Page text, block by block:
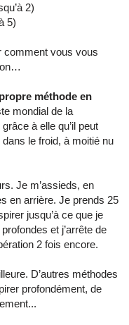
2)
5)
comment vous vous
méthode en
mondial de la
à elle qu’il peut
le froid, à moitié nu
Je m’assieds, en
en arrière. Je prends 25
jusqu’à ce que je
et j’arrête de
2 fois encore.
D’autres méthodes
profondément, de